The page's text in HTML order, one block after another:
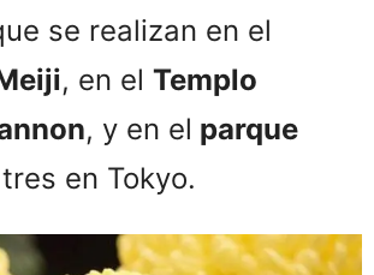
se realizan en el
, en el Templo
, y en el parque
en Tokyo.